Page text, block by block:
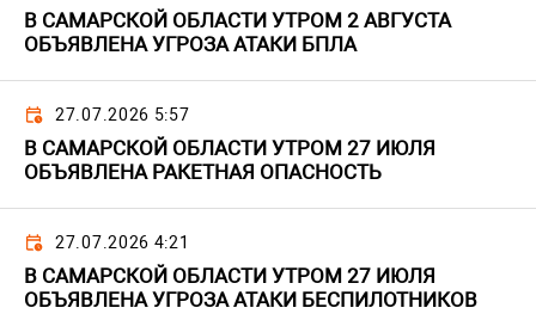
В САМАРСКОЙ ОБЛАСТИ УТРОМ 2 АВГУСТА
ОБЪЯВЛЕНА УГРОЗА АТАКИ БПЛА
27.07.2026 5:57
В САМАРСКОЙ ОБЛАСТИ УТРОМ 27 ИЮЛЯ
ОБЪЯВЛЕНА РАКЕТНАЯ ОПАСНОСТЬ
27.07.2026 4:21
В САМАРСКОЙ ОБЛАСТИ УТРОМ 27 ИЮЛЯ
ОБЪЯВЛЕНА УГРОЗА АТАКИ БЕСПИЛОТНИКОВ